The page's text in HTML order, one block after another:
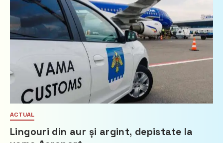
ACTUAL
Lingouri din aur și argint, depistate la